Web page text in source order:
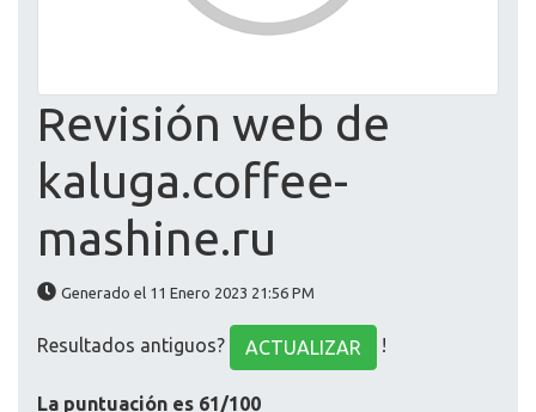
Revisión web de
kaluga.coffee-
mashine.ru
Generado el 11 Enero 2023 21:56 PM
Resultados antiguos? ACTUALIZAR !
La puntuación es 61/100